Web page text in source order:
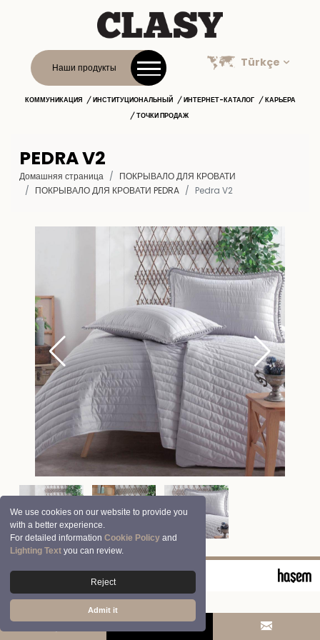
We use cookies on our website to provide you
with a better experience.
For detailed informationCookie Policy and
Lighting Text you can review.
Reject
Admit it
Наши продукты Türkçe
КОММУНИКАЦИЯ ИНСТИТУЦИОНАЛЬНЫЙ ИНТЕРНЕТ-КАТАЛОГ
КАРЬЕРА
ТОЧКИ ПРОДАЖ
PEDRA V2
Домашняя страница
ПОКРЫВАЛО ДЛЯ КРОВАТИ
ПОКРЫВАЛО ДЛЯ КРОВАТИ PEDRA
Pedra V2
© 2026 Clasy | Aran Tekstil San. ve Tic. A.Ş.